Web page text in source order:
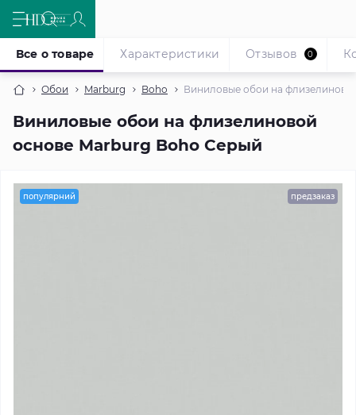
Обои Marburg Boho Виниловые обои на
Виниловые обои на флизелиновой
основе Marburg Boho Серый
Все о товаре Характеристики Отзывов 0
популярний предзаказ